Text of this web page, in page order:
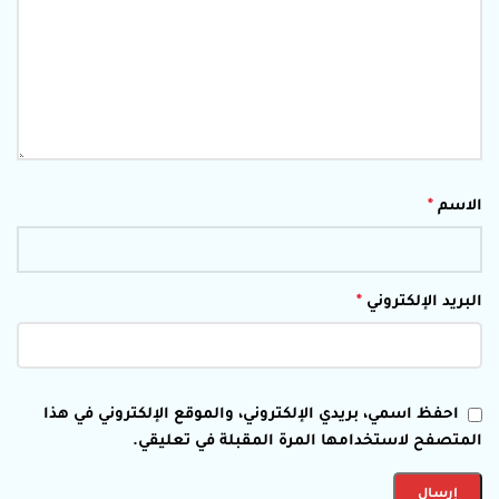
الاسم *
البريد الإلكتروني *
احفظ اسمي، بريدي الإلكتروني، والموقع الإلكتروني في هذا
المتصفح لاستخدامها المرة المقبلة في تعليقي.